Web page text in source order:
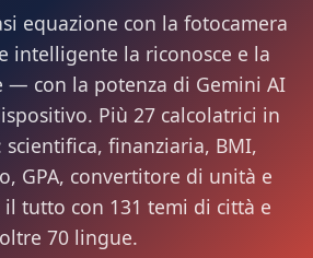
equazione con la fotocamera
intelligente la riconosce e la
— con la potenza di Gemini AI
Più 27 calcolatrici in
scientifica, finanziaria, BMI,
GPA, convertitore di unità e
tutto con 131 temi di città e
oltre 70 lingue.